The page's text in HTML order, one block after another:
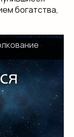
богатства,